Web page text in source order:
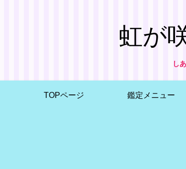
虹が
し
TOPページ 鑑定メニュー